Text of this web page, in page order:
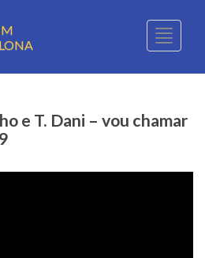
Toggle
e T. Dani – vou chamar